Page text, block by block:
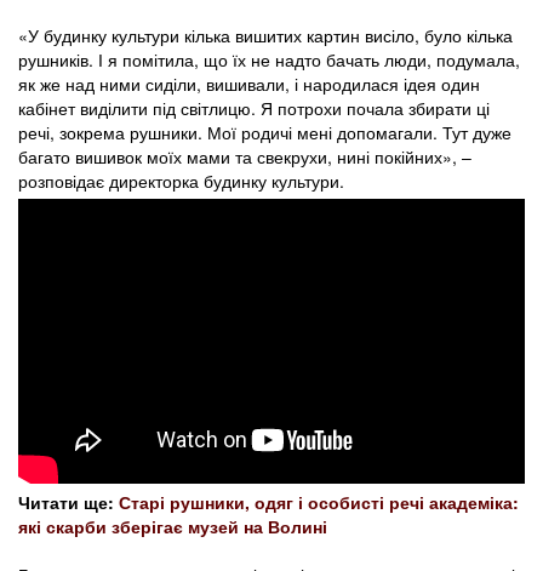
«У будинку культури кілька вишитих картин висіло, було кілька
рушників. І я помітила, що їх не надто бачать люди, подумала,
як же над ними сиділи, вишивали, і народилася ідея один
кабінет виділити під світлицю. Я потрохи почала збирати ці
речі, зокрема рушники. Мої родичі мені допомагали. Тут дуже
багато вишивок моїх мами та свекрухи, нині покійних», –
розповідає директорка будинку культури.
Читати ще: Старі рушники, одяг і особисті речі академіка:
які скарби зберігає музей на Волині